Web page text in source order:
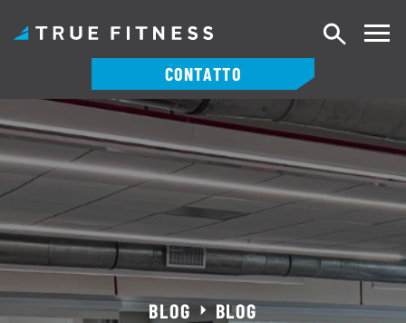
al
contenuto
CONTATTO
Ricerca
BLOG BLOG